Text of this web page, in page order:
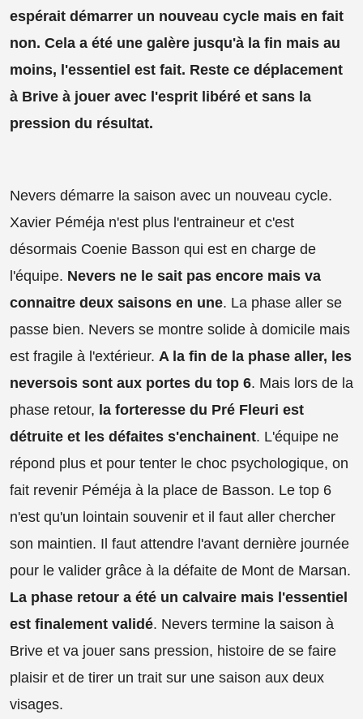
espérait démarrer un nouveau cycle mais en fait
non. Cela a été une galère jusqu'à la fin mais au
moins, l'essentiel est fait. Reste ce déplacement
à Brive à jouer avec l'esprit libéré et sans la
pression du résultat.
Nevers démarre la saison avec un nouveau cycle.
Xavier Péméja n'est plus l'entraineur et c'est
désormais Coenie Basson qui est en charge de
l'équipe. Nevers ne le sait pas encore mais va
connaitre deux saisons en une. La phase aller se
passe bien. Nevers se montre solide à domicile mais
est fragile à l'extérieur. A la fin de la phase aller, les
neversois sont aux portes du top 6. Mais lors de la
phase retour, la forteresse du Pré Fleuri est
détruite et les défaites s'enchainent. L'équipe ne
répond plus et pour tenter le choc psychologique, on
fait revenir Péméja à la place de Basson. Le top 6
n'est qu'un lointain souvenir et il faut aller chercher
son maintien. Il faut attendre l'avant dernière journée
pour le valider grâce à la défaite de Mont de Marsan.
La phase retour a été un calvaire mais l'essentiel
est finalement validé. Nevers termine la saison à
Brive et va jouer sans pression, histoire de se faire
plaisir et de tirer un trait sur une saison aux deux
visages.